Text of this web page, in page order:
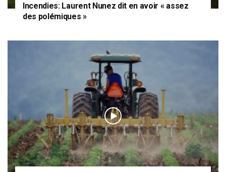
Incendies: Laurent Nunez dit en avoir « assez
des polémiques »